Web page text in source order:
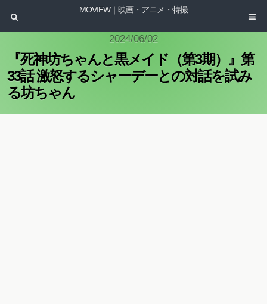
MOVIEW｜映画・アニメ・特撮
2024/06/02
『死神坊ちゃんと黒メイド（第3期）』第
33話 激怒するシャーデーとの対話を試み
る坊ちゃん